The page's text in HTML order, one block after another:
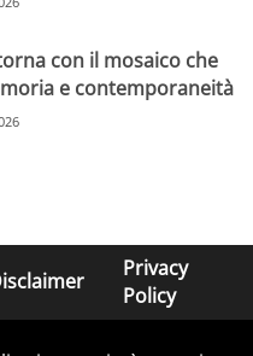
con il mosaico che
e contemporaneità
Privacy
Policy